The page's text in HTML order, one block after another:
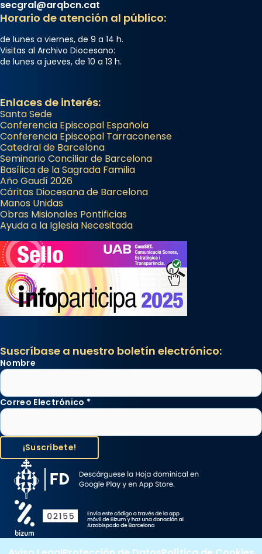
secgral@arqbcn.cat
Horario de atención al público:
de lunes a viernes, de 9 a 14 h.
Visitas al Archivo Diocesano:
de lunes a jueves, de 10 a 13 h.
Enlaces de interés:
Santa Sede
Conferencia Episcopal Española
Conferencia Episcopal Tarraconense
Catedral de Barcelona
Seminario Conciliar de Barcelona
Basílica de la Sagrada Familia
Año Gaudí 2026
Cáritas Diocesana de Barcelona
Manos Unidas
Obras Misionales Pontificias
Ayuda a la Iglesia Necesitada
Suscríbase a nuestro boletín electrónico:
Nombre
Correo Electrónico *